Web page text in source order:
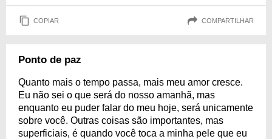
COPIAR COMPARTILHAR
Ponto de paz
Quanto mais o tempo passa, mais meu amor cresce.
Eu não sei o que será do nosso amanhã, mas
enquanto eu puder falar do meu hoje, será unicamente
sobre você. Outras coisas são importantes, mas
superficiais, é quando você toca a minha pele que eu